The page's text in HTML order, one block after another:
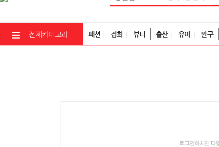
전체카테고리 패션 잡화 뷰티 출산 유아 완구
로그인하시면 다